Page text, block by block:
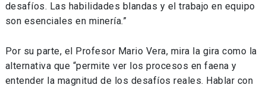
desafíos. Las habilidades blandas y el trabajo en equipo
son esenciales en minería.”
Por su parte, el Profesor Mario Vera, mira la gira como la
alternativa que “permite ver los procesos en faena y
entender la magnitud de los desafíos reales. Hablar con